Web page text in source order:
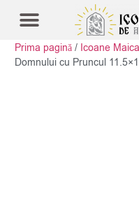
Prima pagină / Icoane
Domnului cu Pruncul